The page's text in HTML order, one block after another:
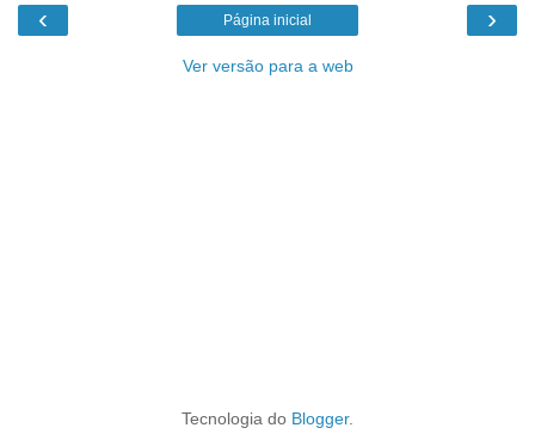
‹ ›
Página inicial
Ver versão para a web
Tecnologia do Blogger.